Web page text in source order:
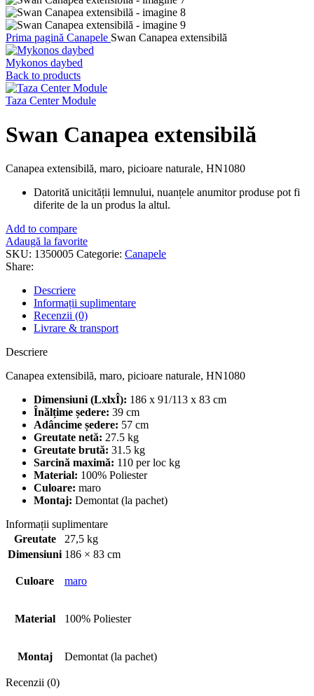
Prima pagină Canapele Swan Canapea extensibilă
Mykonos daybed
Back to products
Taza Center Module
Swan Canapea extensibilă
Canapea extensibilă, maro, picioare naturale, HN1080
Datorită unicității lemnului, nuanțele anumitor produse pot fi
diferite de la un produs la altul.
Add to compare
Adaugă la favorite
SKU: 1350005 Categorie: Canapele
Share:
Descriere
Informații suplimentare
Recenzii (0)
Livrare & transport
Descriere
Canapea extensibilă, maro, picioare naturale, HN1080
Dimensiuni (LxlxÎ): 186 x 91/113 x 83 cm
Înălțime ședere: 39 cm
Adâncime ședere: 57 cm
Greutate netă: 27.5 kg
Greutate brută: 31.5 kg
Sarcină maximă: 110 per loc kg
Material: 100% Poliester
Culoare: maro
Montaj: Demontat (la pachet)
Informații suplimentare
Greutate
27,5 kg
Dimensiuni 186 × 83 cm
Culoare maro
Material 100% Poliester
Montaj Demontat (la pachet)
Recenzii (0)